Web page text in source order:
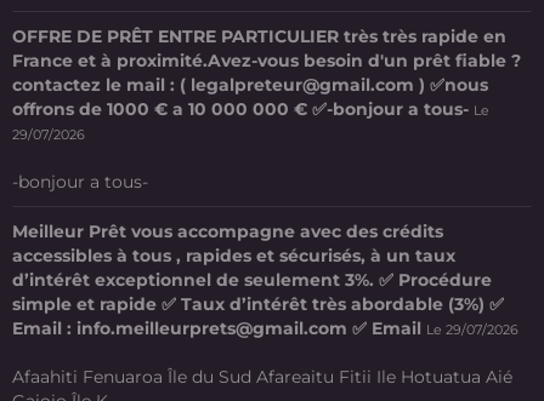
OFFRE DE PRÊT ENTRE PARTICULIER très très rapide en
France et à proximité.Avez-vous besoin d'un prêt fiable ?
contactez le mail : ( legalpreteur@gmail.com ) ✅nous
offrons de 1000 € a 10 000 000 € ✅-bonjour a tous- Le
29/07/2026
-bonjour a tous-
Meilleur Prêt vous accompagne avec des crédits
accessibles à tous , rapides et sécurisés, à un taux
d’intérêt exceptionnel de seulement 3%. ✅ Procédure
simple et rapide ✅ Taux d’intérêt très abordable (3%) ✅
Email : info.meilleurprets@gmail.com ✅ Email Le 29/07/2026
Afaahiti Fenuaroa Île du Sud Afareaitu Fitii Ile Hotuatua Aié